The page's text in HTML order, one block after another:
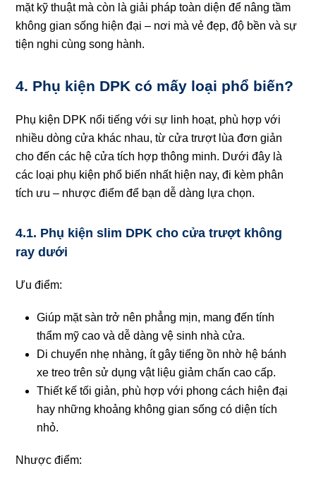
mặt kỹ thuật mà còn là giải pháp toàn diện để nâng tầm
không gian sống hiện đại – nơi mà vẻ đẹp, độ bền và sự
tiện nghi cùng song hành.
4. Phụ kiện DPK có mấy loại phổ biến?
Phụ kiện DPK nổi tiếng với sự linh hoạt, phù hợp với
nhiều dòng cửa khác nhau, từ cửa trượt lùa đơn giản
cho đến các hệ cửa tích hợp thông minh. Dưới đây là
các loại phụ kiện phổ biến nhất hiện nay, đi kèm phân
tích ưu – nhược điểm để bạn dễ dàng lựa chọn.
4.1. Phụ kiện slim DPK cho cửa trượt không
ray dưới
Ưu điểm:
Giúp mặt sàn trở nên phẳng mịn, mang đến tính
thẩm mỹ cao và dễ dàng vệ sinh nhà cửa.
Di chuyển nhẹ nhàng, ít gây tiếng ồn nhờ hệ bánh
xe treo trên sử dụng vật liệu giảm chấn cao cấp.
Thiết kế tối giản, phù hợp với phong cách hiện đại
hay những khoảng không gian sống có diện tích
nhỏ.
Nhược điểm: